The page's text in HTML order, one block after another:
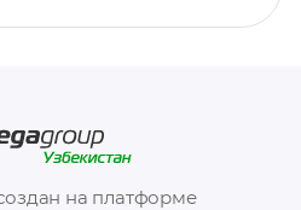
на платформе